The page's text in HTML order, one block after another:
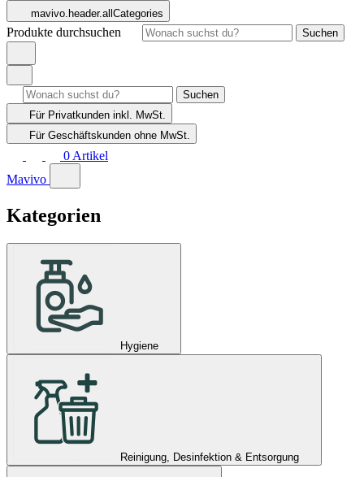
mavivo.header.allCategories
Produkte durchsuchen Suchen
Suchen
Für Privatkunden inkl. MwSt.
Für Geschäftskunden ohne MwSt.
0 Artikel
Mavivo
Kategorien
Hygiene
Reinigung, Desinfektion & Entsorgung